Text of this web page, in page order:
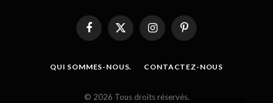
FacebookX
(Twitter)
InstagramPinterest
QUI SOMMES-NOUS. CONTACTEZ-NOUS
© 2026 Tous droits réservés.